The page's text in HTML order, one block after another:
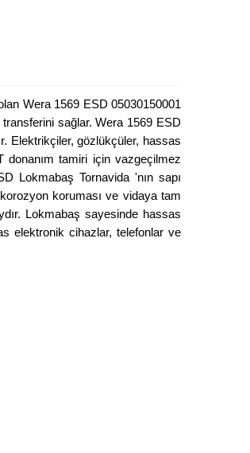
Wera 1569 ESD 05030150001
sağlar. Wera 1569 ESD
Elektrikçiler, gözlükçüler, hassas
donanım tamiri için vazgeçilmez
Lokmabaş Tornavida 'nın sapı
koruması ve vidaya tam
Lokmabaş sayesinde hassas
elektronik cihazlar, telefonlar ve